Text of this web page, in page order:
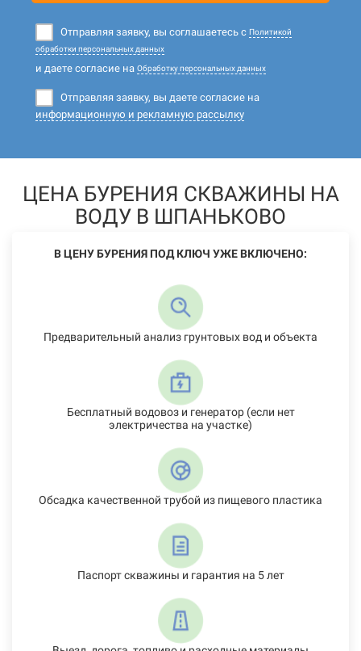
Отправляя заявку, вы соглашаетесь с Политикой
обработки персональных данных
и даете согласие на Обработку персональных данных
Отправляя заявку, вы даете согласие на
информационную и рекламную рассылку
ЦЕНА БУРЕНИЯ СКВАЖИНЫ НА
ВОДУ В ШПАНЬКОВО
В ЦЕНУ БУРЕНИЯ ПОД КЛЮЧ УЖЕ ВКЛЮЧЕНО:
Предварительный анализ грунтовых вод и объекта
Бесплатный водовоз и генератор (если нет
электричества на участке)
Обсадка качественной трубой из пищевого пластика
Паспорт скважины и гарантия на 5 лет